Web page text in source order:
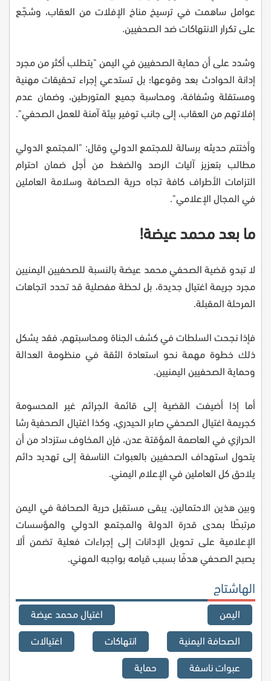
عوامل ساهمت في ترسيخ مناخ الإفلات من العقاب، وشجّع
على تكرار الانتهاكات ضد الصحفيين.
وشدد على أن حماية الصحفيين في اليمن "يتطلب أكثر من مجرد
إدانة الحوادث بعد وقوعها؛ بل تستدعي إجراء تحقيقات مهنية
ومستقلة وشفافة، ومحاسبة جميع المتورطين، وضمان عدم
إفلاتهم من العقاب، إلى جانب توفير بيئة آمنة للعمل الصحفي".
وأختتم حديثه برسالة للمجتمع الدولي وقال: "المجتمع الدولي
مطالب بتعزيز آليات الرصد والضغط من أجل ضمان احترام
التزامات الأطراف كافة تجاه حرية الصحافة وسلامة العاملين
في المجال الإعلامي".
ما بعد محمد عيضة!
لا تبدو قضية الصحفي محمد عيضة بالنسبة للصحفيين اليمنيين
مجرد جريمة اغتيال جديدة، بل لحظة مفصلية قد تحدد اتجاهات
المرحلة المقبلة.
فإذا نجحت السلطات في كشف الجناة ومحاسبتهم، فقد يشكل
ذلك خطوة مهمة نحو استعادة الثقة في منظومة العدالة
وحماية الصحفيين اليمنيين.
أما إذا أضيفت القضية إلى قائمة الجرائم غير المحسومة
كجريمة اغتيال الصحفي صابر الحيدري، وكذا اغتيال الصحفية رشا
الحرازي في العاصمة المؤقتة عدن، فإن المخاوف ستزداد من أن
يتحول استهداف الصحفيين بالعبوات الناسفة إلى تهديد دائم
يلاحق كل العاملين في الإعلام اليمني.
وبين هذين الاحتمالين، يبقى مستقبل حرية الصحافة في اليمن
مرتبطًا بمدى قدرة الدولة والمجتمع الدولي والمؤسسات
الإعلامية على تحويل الإدانات إلى إجراءات فعلية تضمن ألا
يصبح الصحفي هدفًا بسبب قيامه بواجبه المهني.
الهاشتاج
اليمن
اغتيال محمد عيضة
الصحافة اليمنية
انتهاكات
اغتيالات
عبوات ناسفة
حماية